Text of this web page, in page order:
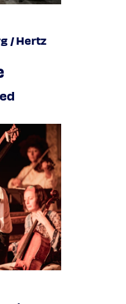
/ Hertz